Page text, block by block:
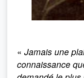
« Jamais une
connaissance